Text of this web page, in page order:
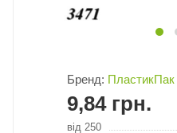
Бренд: ПластикПак
9,84грн.
від 250